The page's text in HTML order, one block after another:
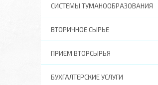
СИСТЕМЫ ТУМАНООБРАЗОВАНИЯ
ВТОРИЧНОЕ СЫРЬЕ
ПРИЕМ ВТОРСЫРЬЯ
БУХГАЛТЕРСКИЕ УСЛУГИ